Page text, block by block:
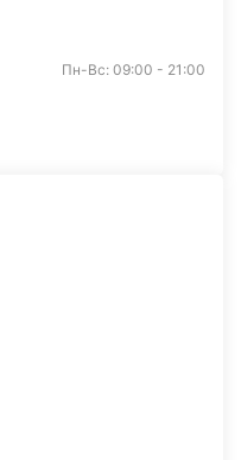
Пн-Вс: 09:00 - 21:00